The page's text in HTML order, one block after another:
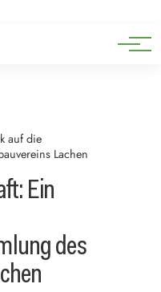
auf die
Lachen
Ein
des